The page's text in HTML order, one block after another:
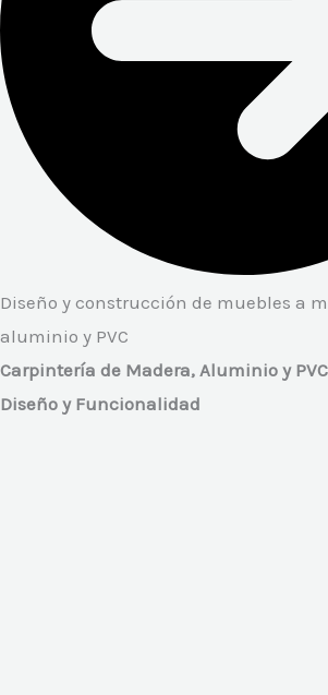
Diseño y construcción de muebles a
aluminio y PVC
Carpintería de Madera, Aluminio y
Diseño y Funcionalidad